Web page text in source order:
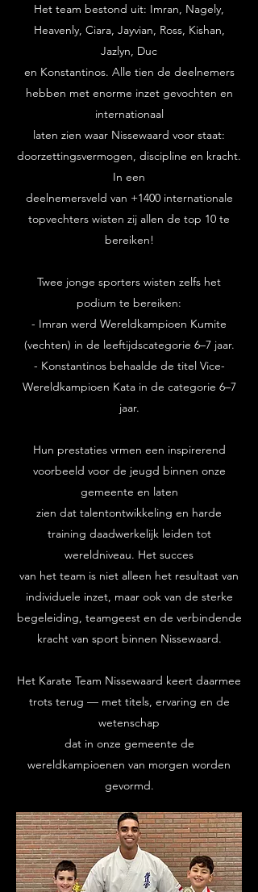
Het team bestond uit: Imran, Nagely,
Heavenly, Ciara, Jayvian, Ross, Kishan,
Jazlyn, Duc
en Konstantinos. Alle tien de deelnemers
hebben met enorme inzet gevochten en
internationaal
laten zien waar Nissewaard voor staat:
doorzettingsvermogen, discipline en kracht.
In een
deelnemersveld van +1400 internationale
topvechters wisten zij allen de top 10 te
bereiken!
Twee jonge sporters wisten zelfs het
podium te bereiken:
- Imran werd Wereldkampioen Kumite
(vechten) in de leeftijdscategorie 6–7 jaar.
- Konstantinos behaalde de titel Vice-
Wereldkampioen Kata in de categorie 6–7
jaar.
Hun prestaties vrmen een inspirerend
voorbeeld voor de jeugd binnen onze
gemeente en laten
zien dat talentontwikkeling en harde
training daadwerkelijk leiden tot
wereldniveau. Het succes
van het team is niet alleen het resultaat van
individuele inzet, maar ook van de sterke
begeleiding, teamgeest en de verbindende
kracht van sport binnen Nissewaard.
Het Karate Team Nissewaard keert daarmee
trots terug — met titels, ervaring en de
wetenschap
dat in onze gemeente de
wereldkampioenen van morgen worden
gevormd.